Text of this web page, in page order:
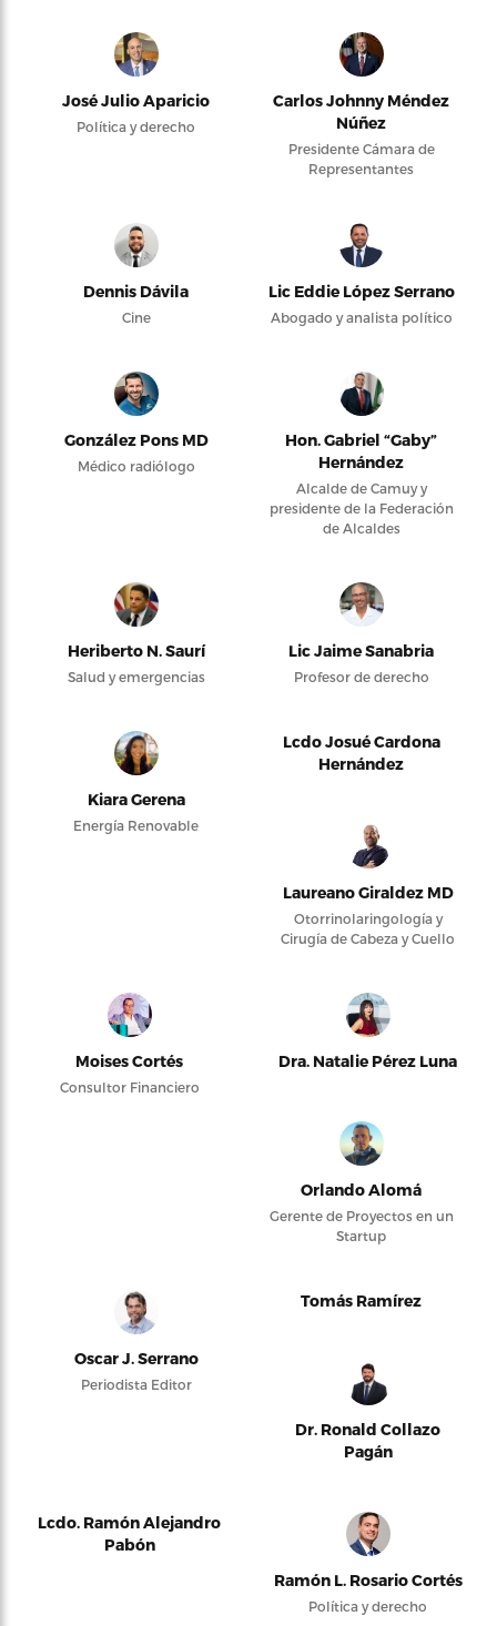
José Julio Aparicio
Política y derecho
Carlos Johnny Méndez
Núñez
Presidente Cámara de
Representantes
Dennis Dávila
Cine
Lic Eddie López Serrano
Abogado y analista político
González Pons MD
Médico radiólogo
Hon. Gabriel “Gaby”
Hernández
Alcalde de Camuy y
presidente de la Federación
de Alcaldes
Heriberto N. Saurí
Salud y emergencias
Lic Jaime Sanabria
Profesor de derecho
Kiara Gerena
Energía Renovable
Lcdo Josué Cardona
Hernández
Laureano Giraldez MD
Otorrinolaringología y
Cirugía de Cabeza y Cuello
Moises Cortés
Consultor Financiero
Dra. Natalie Pérez Luna
Orlando Alomá
Gerente de Proyectos en un
Startup
Oscar J. Serrano
Periodista Editor
Tomás Ramírez
Dr. Ronald Collazo
Pagán
Lcdo. Ramón Alejandro
Pabón
Ramón L. Rosario Cortés
Política y derecho